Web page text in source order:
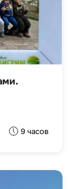
9 часов